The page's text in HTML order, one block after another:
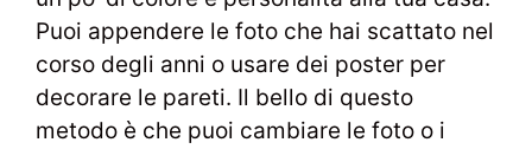
Puoi appendere le foto che hai scattato nel
corso degli anni o usare dei poster per
decorare le pareti. Il bello di questo
metodo è che puoi cambiare le foto o i